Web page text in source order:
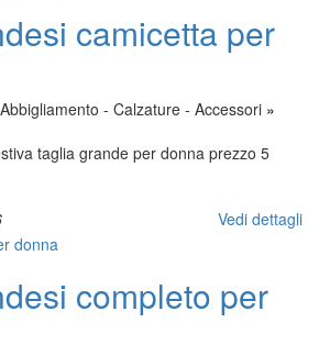
camicetta per
Abbigliamento - Calzature - Accessori »
taglia grande per donna prezzo 5
Vedi dettagli
completo per